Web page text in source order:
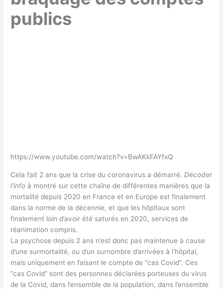
publics
https://www.youtube.com/watch?v=BwAKkFAYfxQ
Cela fait 2 ans que la crise du coronavirus a démarré. Décoder
l’info à montré sur cette chaîne de différentes manières que la
mortalité depuis 2020 en France et en Europe est finalement
dans la norme de la décennie, et que les hôpitaux sont
finalement loin d’avoir été saturés en 2020, services de
réanimation compris.
La psychose depuis 2 ans n’est donc pas maintenue à cause
d’une surmortalité, ou d’un surnombre d’arrivées à l’hôpital,
mais uniquement en faisant le compte de “cas Covid”. Ces
“cas Covid” sont des personnes déclarées porteuses du virus
de la Covid, dans l’ensemble de la population, dans l’ensemble